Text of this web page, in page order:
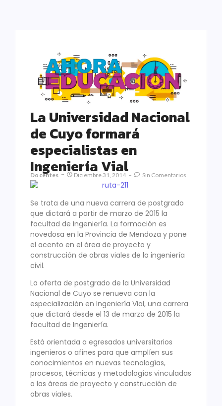
La Universidad Nacional
de Cuyo formará
especialistas en
Ingeniería Vial
Docentes Diciembre 31, 2014 Sin Comentarios
Se trata de una nueva carrera de postgrado
que dictará a partir de marzo de 2015 la
facultad de Ingeniería. La formación es
novedosa en la Provincia de Mendoza y pone
el acento en el área de proyecto y
construcción de obras viales de la ingeniería
civil.
La oferta de postgrado de la Universidad
Nacional de Cuyo se renueva con la
especialización en Ingeniería Vial, una carrera
que dictará desde el 13 de marzo de 2015 la
facultad de Ingeniería.
Está orientada a egresados universitarios
ingenieros o afines para que amplíen sus
conocimientos en nuevas tecnologías,
procesos, técnicas y metodologías vinculadas
a las áreas de proyecto y construcción de
obras viales.